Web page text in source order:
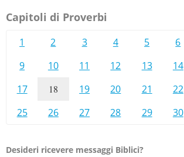
Capitoli di Proverbi
1 2 3 4 5 6
9
10 11 12 13 14
17
18 19 20 21 22
25
26 27 28 29 30
Desideri ricevere messaggi Biblici?